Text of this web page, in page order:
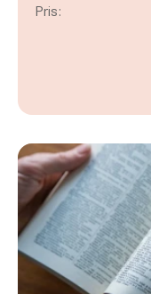
Pris: